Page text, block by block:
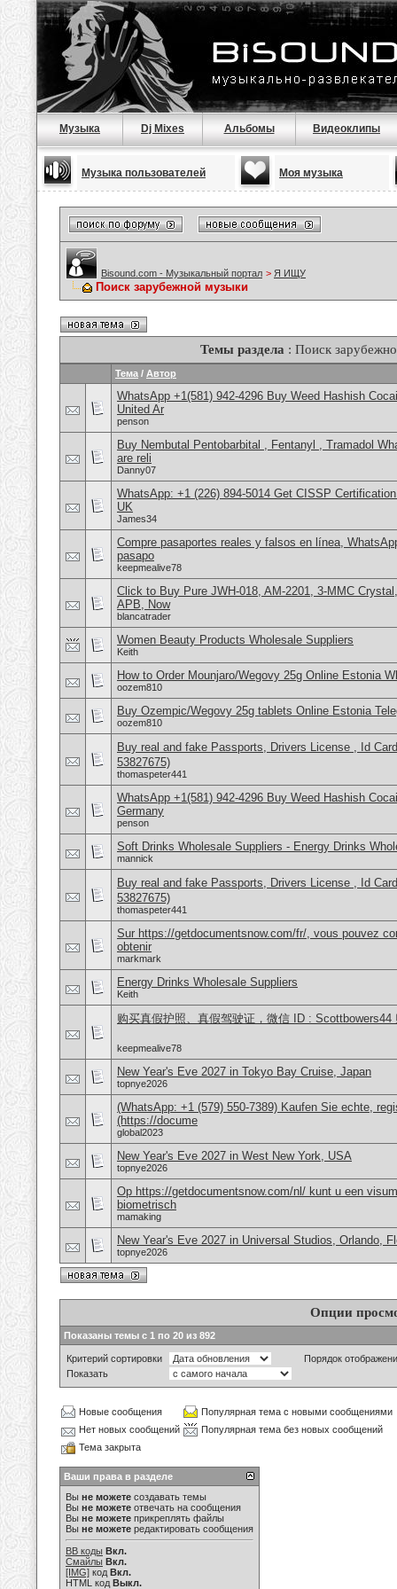
Музыка Dj Mixes Альбомы Видеоклипы
Музыка пользователей Моя музыка
Bisound.com - Музыкальный портал > Я ИЩУ
Поиск зарубежной музыки
Темы раздела : Поиск
Тема / Автор
WhatsApp +1(581) 942-4296 Buy Weed Hashish
United Ar
penson
Buy Nembutal Pentobarbital , Fentanyl , Tramadol
are reli
Danny07
WhatsApp: +1 (226) 894-5014​ Get CISSP
UK
James34
Compre pasaportes reales y falsos en línea,
pasapo
keepmealive78
Click to Buy Pure JWH-018, AM-2201, 3-MMC
APB, Now
blancatrader
Women Beauty Products Wholesale Suppliers
Keith
How to Order Mounjaro/Wegovy 25g Online Estonia
oozem810
Buy Ozempic/Wegovy 25g tablets Online Estonia
oozem810
Buy real and fake Passports, Drivers License , Id
53827675)
thomaspeter441
WhatsApp +1(581) 942-4296 Buy Weed Hashish
Germany
penson
Soft Drinks Wholesale Suppliers - Energy Drinks
mannick
Buy real and fake Passports, Drivers License , Id
53827675)
thomaspeter441
Sur https://getdocumentsnow.com/fr/, vous pouvez
obtenir
markmark
Energy Drinks Wholesale Suppliers
Keith
购买真假护照、真假驾驶证，微信 ID :
keepmealive78
New Year's Eve 2027 in Tokyo Bay Cruise, Japan
topnye2026
(WhatsApp: +1 (579) 550-7389) Kaufen Sie echte,
(https://docume
global2023
New Year's Eve 2027 in West New York, USA
topnye2026
Op https://getdocumentsnow.com/nl/ kunt u een
biometrisch
mamaking
New Year's Eve 2027 in Universal Studios, Orlando,
topnye2026
Опции
Показаны темы с 1 по 20 из 892
Критерий сортировки
Порядок
Показать
Новые сообщения
Популярная тема с новыми сообщениями
Нет новых сообщений
Популярная тема без новых сообщений
Тема закрыта
Ваши права в разделе
Вы не можете создавать темы
Вы не можете отвечать на сообщения
Вы не можете прикреплять файлы
Вы не можете редактировать сообщения
BB коды Вкл.
Смайлы Вкл.
[IMG] код Вкл.
HTML код Выкл.